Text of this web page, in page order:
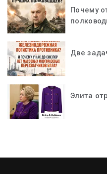
Почему
Две
Элита